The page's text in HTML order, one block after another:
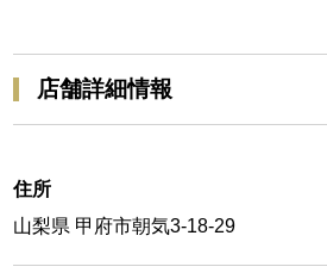
店舗詳細情報
住所
山梨県 甲府市朝気3-18-29